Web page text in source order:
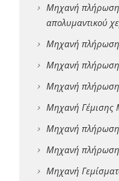
Μηχανή
απολυμαντικού
Μηχανή
Μηχανή
Μηχανή
Μηχανή Γέμισης
Μηχανή
Μηχανή
Μηχανή